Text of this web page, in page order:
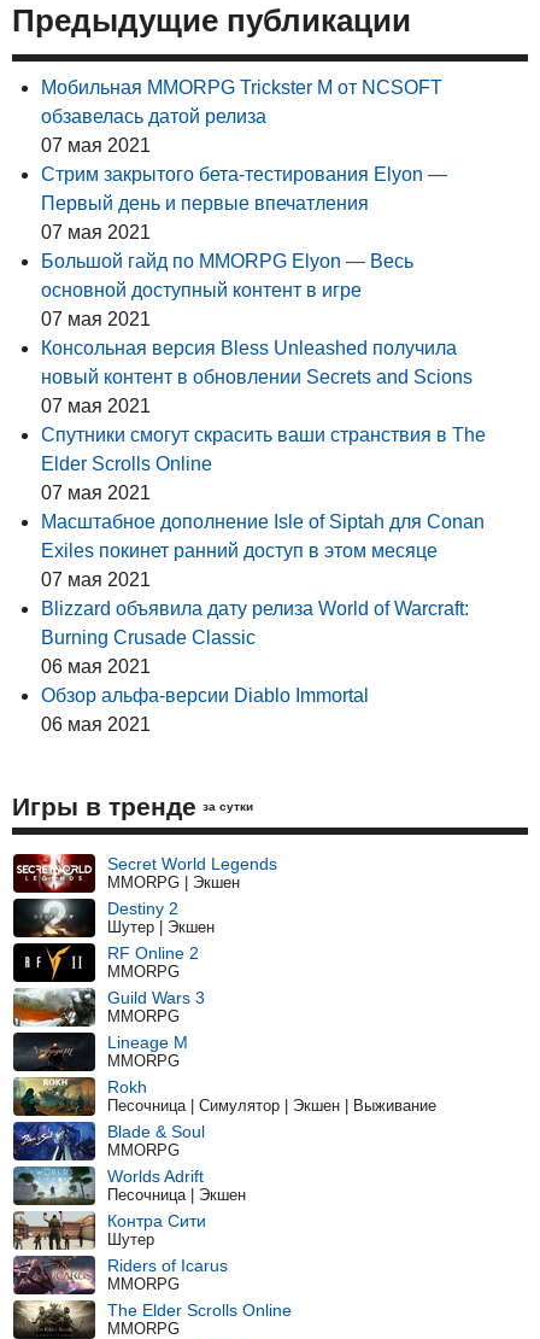
Предыдущие публикации
Мобильная MMORPG Trickster M от NCSOFT
обзавелась датой релиза
07 мая 2021
Стрим закрытого бета-тестирования Elyon —
Первый день и первые впечатления
07 мая 2021
Большой гайд по MMORPG Elyon — Весь
основной доступный контент в игре
07 мая 2021
Консольная версия Bless Unleashed получила
новый контент в обновлении Secrets and Scions
07 мая 2021
Спутники смогут скрасить ваши странствия в The
Elder Scrolls Online
07 мая 2021
Масштабное дополнение Isle of Siptah для Conan
Exiles покинет ранний доступ в этом месяце
07 мая 2021
Blizzard объявила дату релиза World of Warcraft:
Burning Crusade Classic
06 мая 2021
Обзор альфа-версии Diablo Immortal
06 мая 2021
Игры в тренде за сутки
Secret World Legends
MMORPG | Экшен
Destiny 2
Шутер | Экшен
RF Online 2
MMORPG
Guild Wars 3
MMORPG
Lineage M
MMORPG
Rokh
Песочница | Симулятор | Экшен | Выживание
Blade & Soul
MMORPG
Worlds Adrift
Песочница | Экшен
Контра Сити
Шутер
Riders of Icarus
MMORPG
The Elder Scrolls Online
MMORPG